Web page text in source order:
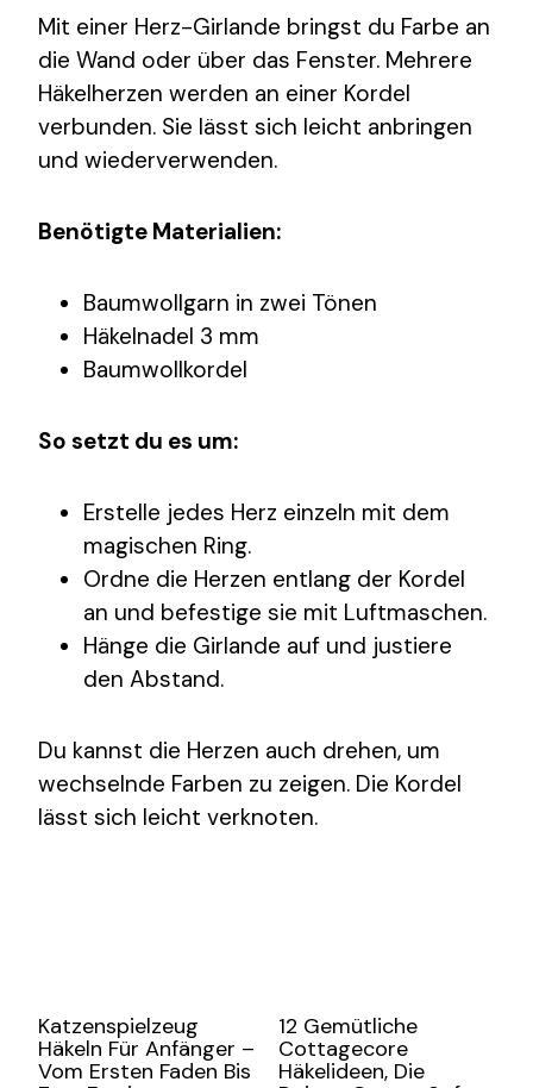
Mit einer Herz-Girlande bringst du Farbe an
die Wand oder über das Fenster. Mehrere
Häkelherzen werden an einer Kordel
verbunden. Sie lässt sich leicht anbringen
und wiederverwenden.
Benötigte Materialien:
Baumwollgarn in zwei Tönen
Häkelnadel 3 mm
Baumwollkordel
So setzt du es um:
Erstelle jedes Herz einzeln mit dem
magischen Ring.
Ordne die Herzen entlang der Kordel
an und befestige sie mit Luftmaschen.
Hänge die Girlande auf und justiere
den Abstand.
Du kannst die Herzen auch drehen, um
wechselnde Farben zu zeigen. Die Kordel
lässt sich leicht verknoten.
Katzenspielzeug
Häkeln Für Anfänger –
Vom Ersten Faden Bis
12 Gemütliche
Cottagecore
Häkelideen, Die